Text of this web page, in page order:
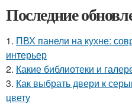
Последние
1. ПВХ панели на кухне:
интерьер
2. Какие библиотеки и
3. Как выбрать двери к
цвету